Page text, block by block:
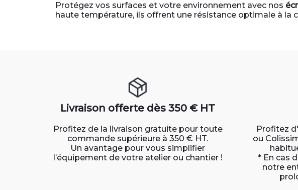
Protégez vos surfaces et votre environnement avec nos
haute température, ils offrent une résistance optimale à la
Livraison offerte dès 350 € HT
Profitez de la livraison gratuite pour toute
commande supérieure à 350 € HT.
Un avantage pour vous simplifier
l’équipement de votre atelier ou chantier !
Profitez
ou
* En cas
notre